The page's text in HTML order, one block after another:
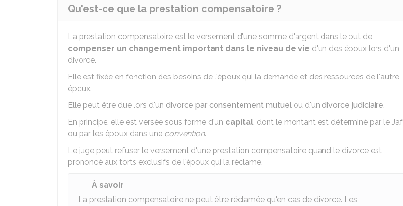
Qu'est-ce que la prestation compensatoire ?
La prestation compensatoire est le versement d'une somme d'argent dans le but de
compenser un changement important dans le niveau de vie d'un des époux lors d'un
divorce.
Elle est fixée en fonction des besoins de l'époux qui la demande et des ressources de l'autre
époux.
Elle peut être due lors d'un divorce par consentement mutuel ou d'un divorce judiciaire.
En principe, elle est versée sous forme d'un capital, dont le montant est déterminé par le Jaf
ou par les époux dans une convention.
Le juge peut refuser le versement d'une prestation compensatoire quand le divorce est
prononcé aux torts exclusifs de l'époux qui la réclame.
À savoir
La prestation compensatoire ne peut être réclamée qu'en cas de divorce. Les